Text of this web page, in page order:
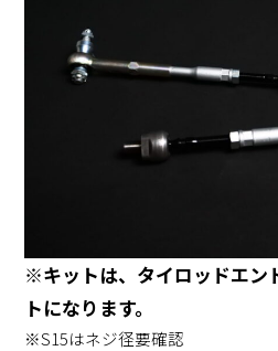
※キットは、タイロッドエン
トになります。
※S15はネジ径要確認